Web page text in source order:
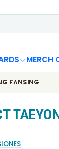
MERCH
FANSING